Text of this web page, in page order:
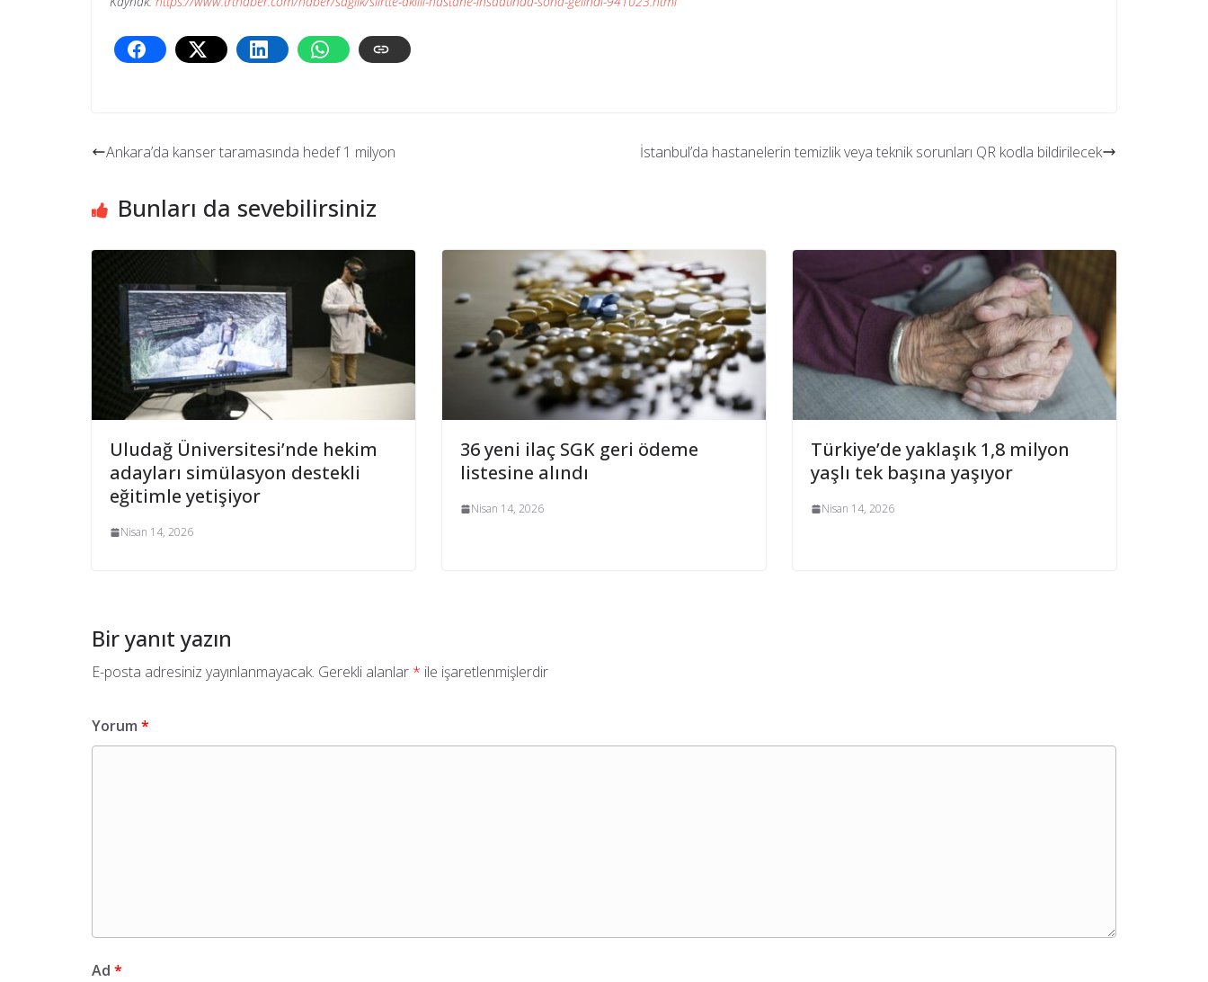
Ankara’da kanser taramasında hedef 1 milyon İstanbul’da hastanelerin temizlik veya teknik sorunları QR kodla bildirilecek
Bunları da sevebilirsiniz
Uludağ Üniversitesi’nde hekim
adayları simülasyon destekli
eğitimle yetişiyor
Nisan 14, 2026
36 yeni ilaç SGK geri ödeme
listesine alındı
Nisan 14, 2026
Türkiye’de yaklaşık 1,8 milyon
yaşlı tek başına yaşıyor
Nisan 14, 2026
Bir yanıt yazın
E-posta adresiniz yayınlanmayacak. Gerekli alanlar * ile işaretlenmişlerdir
Yorum *
Ad *